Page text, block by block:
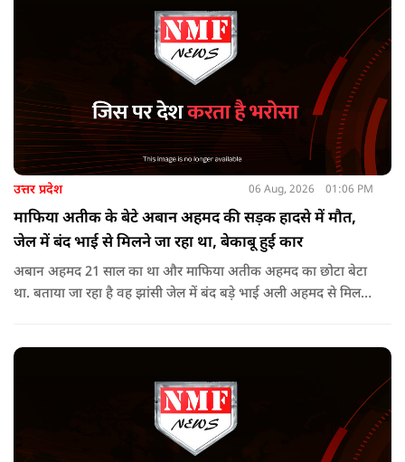
उत्तर प्रदेश 06 Aug, 2026 01:06 PM
माफिया अतीक के बेटे अबान अहमद की सड़क हादसे में मौत,
जेल में बंद भाई से मिलने जा रहा था, बेकाबू हुई कार
अबान अहमद 21 साल का था और माफिया अतीक अहमद का छोटा बेटा
था. बताया जा रहा है वह झांसी जेल में बंद बड़े भाई अली अहमद से मिलने